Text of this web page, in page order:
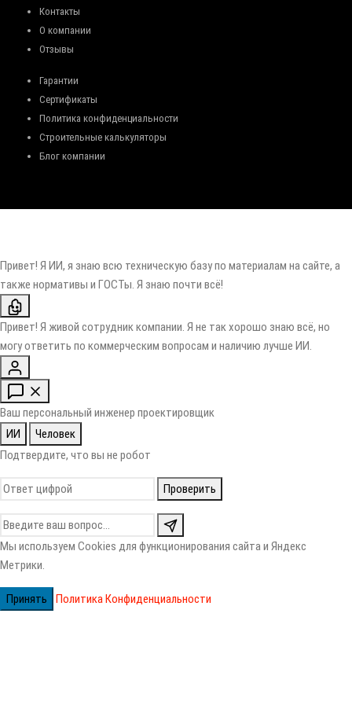
Контакты
О компании
Отзывы
Гарантии
Сертификаты
Политика конфиденциальности
Строительные калькуляторы
Блог компании
Привет! Я ИИ, я знаю всю техническую базу по материалам на сайте, а
также нормативы и ГОСТы. Я знаю почти всё!
Привет! Я живой сотрудник компании. Я не так хорошо знаю всё, но
могу ответить по коммерческим вопросам и наличию лучше ИИ.
Ваш персональный инженер проектировщик
ИИ
Человек
Подтвердите, что вы не робот
Проверить
Мы используем Cookies для функционирования сайта и Яндекс
Метрики.
Принять Политика Конфиденциальности